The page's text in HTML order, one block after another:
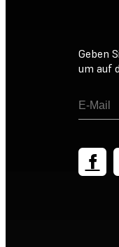
Geben
um auf